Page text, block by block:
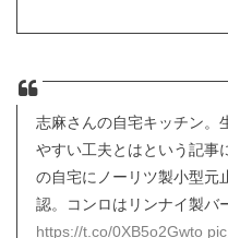
志麻さんの自宅キッチン。
やすい工夫とはという記事
の自宅にノーリツ製小型元
認。コンロはリンナイ製バ
https://t.co/0XB5o2Gwto